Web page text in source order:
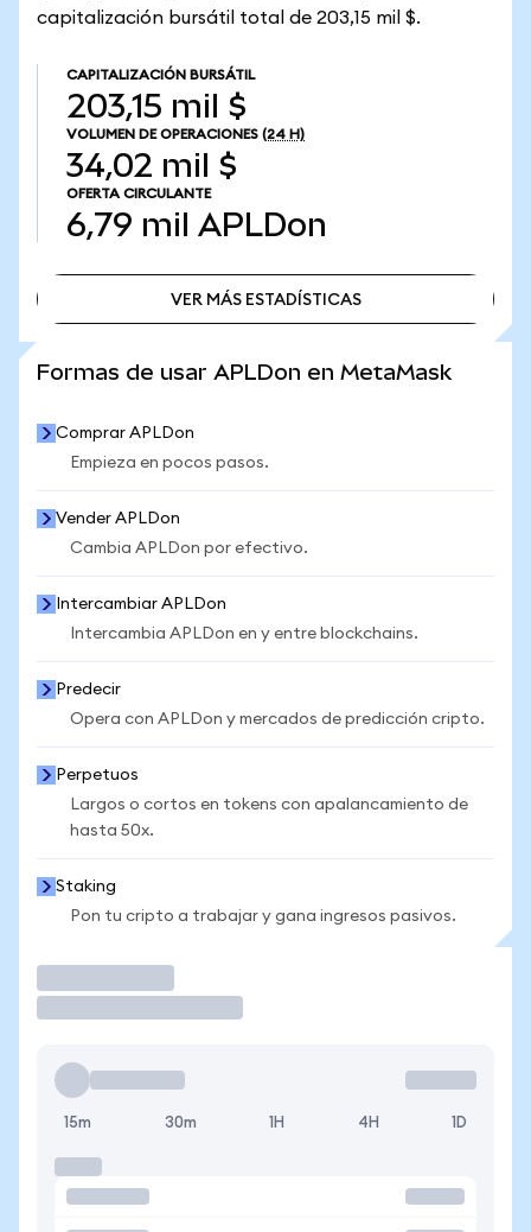
capitalización bursátil total de 203,15 mil $.
CAPITALIZACIÓN BURSÁTIL
203,15 mil $
VOLUMEN DE OPERACIONES (24 H)
34,02 mil $
OFERTA CIRCULANTE
6,79 mil APLDon
VER MÁS ESTADÍSTICAS
Formas de usar APLDon en MetaMask
Comprar APLDon
Empieza en pocos pasos.
Vender APLDon
Cambia APLDon por efectivo.
Intercambiar APLDon
Intercambia APLDon en y entre blockchains.
Predecir
Opera con APLDon y mercados de predicción cripto.
Perpetuos
Largos o cortos en tokens con apalancamiento de
hasta 50x.
Staking
Pon tu cripto a trabajar y gana ingresos pasivos.
15m 30m 1H 4H 1D